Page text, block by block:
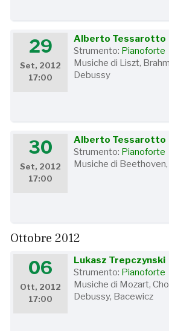
29
Set, 2012
17:00
Alberto Tessarotto
Strumento: Pianoforte
Musiche di Liszt,
Debussy
30
Set, 2012
17:00
Alberto Tessarotto
Strumento: Pianoforte
Musiche di
Ottobre 2012
06
Ott, 2012
17:00
Lukasz Trepczynski
Strumento: Pianoforte
Musiche di Mozart,
Debussy, Bacewicz